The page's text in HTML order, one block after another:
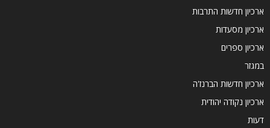
ארכיון חדשות התרבות
ארכיון מסעדות
ארכיון ספרים
במגזר
ארכיון חדשות הברנז'ה
ארכיון נקודה יהודית
דעות